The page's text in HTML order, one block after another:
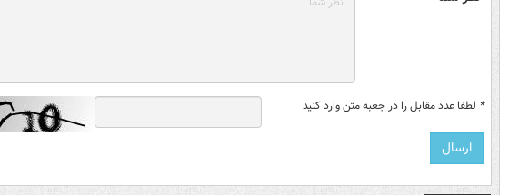
* لطفا عدد مقابل را در جعبه متن وارد کنید